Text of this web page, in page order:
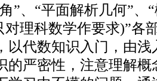
”、“平面解析几何”、
对理科数学作要求)”各
以代数知识入门，由
的严密性，注意理解